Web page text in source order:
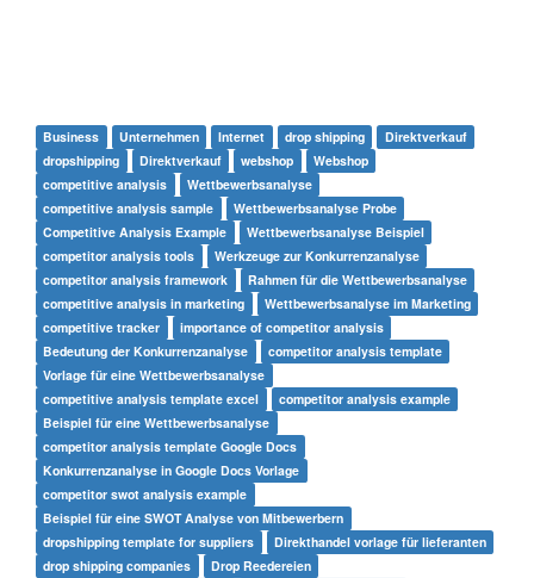
Business Unternehmen Internet drop shipping
Direktverkauf
dropshipping
Direktverkauf webshop
Webshop
competitive analysis
Wettbewerbsanalyse
competitive analysis sample
Wettbewerbsanalyse Probe
Competitive Analysis Example
Wettbewerbsanalyse Beispiel
competitor analysis tools
Werkzeuge zur Konkurrenzanalyse
competitor analysis framework
Rahmen für die Wettbewerbsanalyse
competitive analysis in marketing
Wettbewerbsanalyse im Marketing
competitive tracker
importance of competitor analysis
Bedeutung der Konkurrenzanalyse
competitor analysis template
Vorlage für eine Wettbewerbsanalyse
competitive analysis template excel
competitor analysis example
Beispiel für eine Wettbewerbsanalyse
competitor analysis template Google Docs
Konkurrenzanalyse in Google Docs Vorlage
competitor swot analysis example
Beispiel für eine SWOT Analyse von Mitbewerbern
dropshipping template for suppliers
Direkthandel vorlage für lieferanten
drop shipping companies
Drop Reedereien